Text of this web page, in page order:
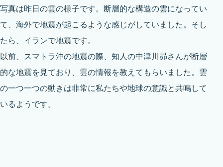
写真は昨日の雲の様子です。断層的な構造の雲になってい
て、海外で地震が起こるような感じがしていました。そし
たら、イランで地震です。
以前、スマトラ沖の地震の際、知人の中津川昴さんが断層
的な地震を見ており、雲の情報を教えてもらいました。雲
の一つ一つの動きは非常に私たちや地球の意識と共鳴して
いるようです。